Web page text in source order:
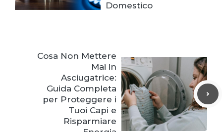
Domestico
Cosa Non Mettere
Mai in
Asciugatrice:
Guida Completa
per Proteggere i
Tuoi Capi e
Risparmiare